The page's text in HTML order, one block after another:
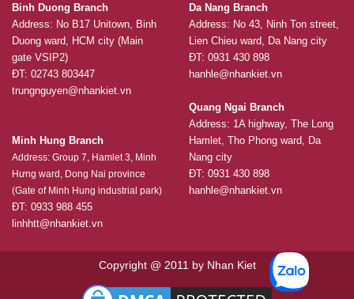
Binh Duong Branch
Address: No B17 Unitown, Binh
Duong ward, HCM city (Main
gate VSIP2)
ĐT: 02743 803447
trungnguyen@nhankiet.vn
Minh Hung Branch
Address: Group 7, Hamlet 3, Minh
Hưng ward, Dong Nai province
(Gate of Minh Hung industrial park)
ĐT: 0933 988 455
linhhtt@nhankiet.vn
Da Nang Branch
Address: No 43, Ninh Ton street,
Lien Chieu ward, Da Nang city
ĐT: 0931 430 898
hanhle@nhankiet.vn
Quang Ngai Branch
Address: 1A highway, The Long
Hamlet, Tho Phong ward, Da
Nang city
ĐT: 0931 430 898
hanhle@nhankiet.vn
Copyright @ 2011 by Nhan Kiet